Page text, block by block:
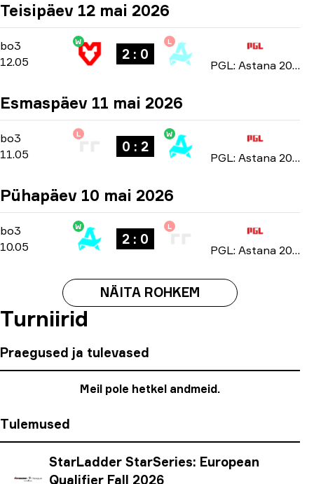
Teisipäev 12 mai 2026
bo3 Group Stage-bo3
12.05
W
2 : 0
L
PGL: Astana 2026
Esmaspäev 11 mai 2026
bo3 Group Stage
bo3
11.05
L
0 : 2
W
PGL: Astana 2026
Pühapäev 10 mai 2026
bo3 Group Stage-
bo3
10.05
W
2 : 0
L
PGL: Astana 2026
NÄITA ROHKEM
Turniirid
Praegused ja tulevased
Meil pole hetkel andmeid.
Tulemused
StarLadder StarSeries: European
Qualifier Fall 2026